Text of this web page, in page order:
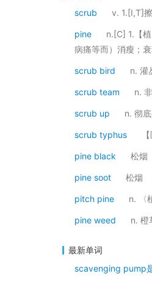
scrub
v. 1.[I,T]
pine
n.[C] 1.【
病痛等而）消瘦；
scrub bird n. 灌
scrub team n.
scrub up n. 彻
scrub typhus
pine black 松烟
pine soot 松烟
pitch pine n. 〈
pine weed n. 橙
最新单词
scavenging pump